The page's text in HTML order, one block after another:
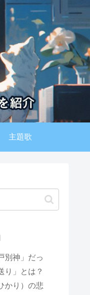
主題歌
別神」だっ
り」とは？
かり）の悲